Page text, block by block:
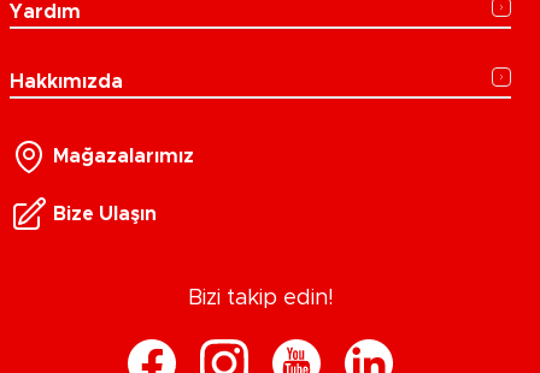
Yardım
Hakkımızda
Mağazalarımız
Bize Ulaşın
Bizi takip edin!